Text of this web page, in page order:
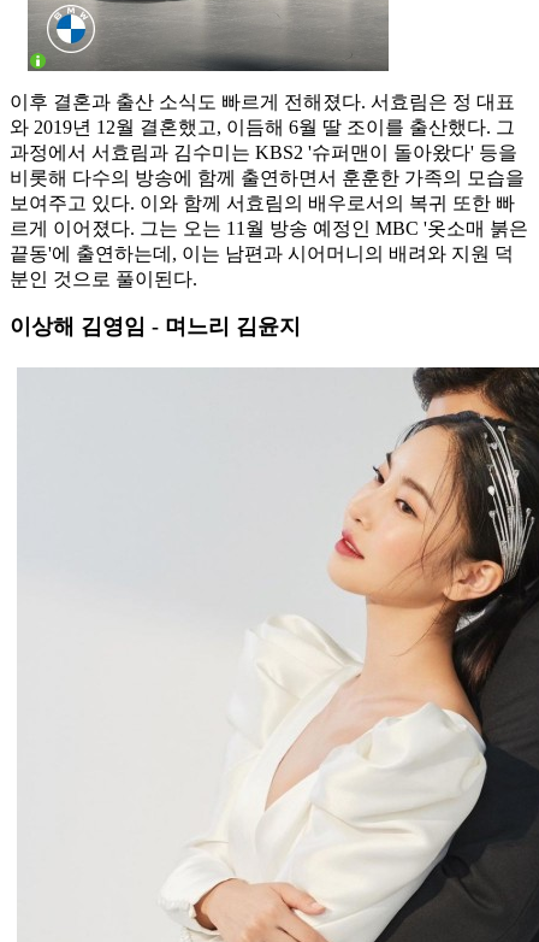
이후 결혼과 출산 소식도 빠르게 전해졌다. 서효림은 정 대표
와 2019년 12월 결혼했고, 이듬해 6월 딸 조이를 출산했다. 그
과정에서 서효림과 김수미는 KBS2 '슈퍼맨이 돌아왔다' 등을
비롯해 다수의 방송에 함께 출연하면서 훈훈한 가족의 모습을
보여주고 있다. 이와 함께 서효림의 배우로서의 복귀 또한 빠
르게 이어졌다. 그는 오는 11월 방송 예정인 MBC '옷소매 붉은
끝동'에 출연하는데, 이는 남편과 시어머니의 배려와 지원 덕
분인 것으로 풀이된다.
이상해 김영임 - 며느리 김윤지